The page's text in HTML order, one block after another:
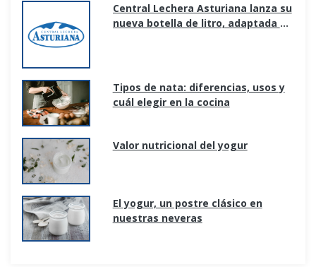
Central Lechera Asturiana lanza su
nueva botella de litro, adaptada a
Tipos de nata: diferencias, usos y
cuál elegir en la cocina
Valor nutricional del yogur
El yogur, un postre clásico en
nuestras neveras